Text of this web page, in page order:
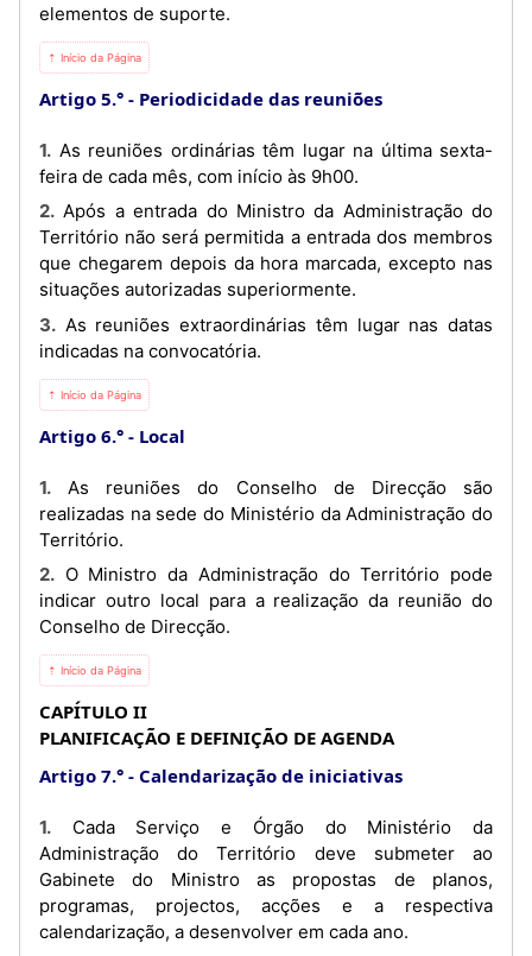
elementos de suporte.
⇡ Início da Página
Artigo 5.° Periodicidade das reuniões
1. As reuniões ordinárias têm lugar na última sexta-
feira de cada mês, com início às 9h00.
2. Após a entrada do Ministro da Administração do
Território não será permitida a entrada dos membros
que chegarem depois da hora marcada, excepto nas
situações autorizadas superiormente.
3. As reuniões extraordinárias têm lugar nas datas
indicadas na convocatória.
⇡ Início da Página
Artigo 6.° Local
1. As reuniões do Conselho de Direcção são
realizadas na sede do Ministério da Administração do
Território.
2. O Ministro da Administração do Território pode
indicar outro local para a realização da reunião do
Conselho de Direcção.
⇡ Início da Página
CAPÍTULO II
PLANIFICAÇÃO E DEFINIÇÃO DE AGENDA
Artigo 7.°
Calendarização de iniciativas
1. Cada Serviço e Órgão do Ministério da
Administração do Território deve submeter ao
Gabinete do Ministro as propostas de planos,
programas, projectos, acções e a respectiva
calendarização, a desenvolver em cada ano.